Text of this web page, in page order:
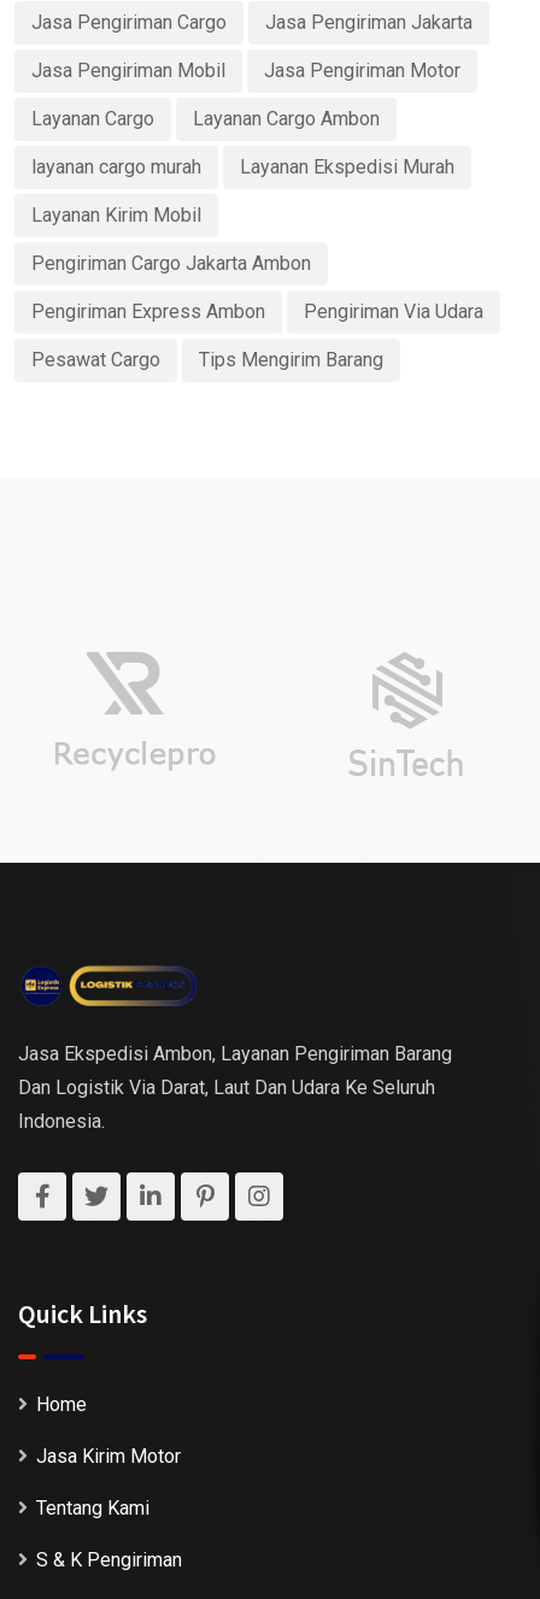
Jasa Pengiriman Cargo Jasa Pengiriman Jakarta
Jasa Pengiriman Mobil Jasa Pengiriman Motor
Layanan Cargo Layanan Cargo Ambon
layanan cargo murah Layanan Ekspedisi Murah
Layanan Kirim Mobil
Pengiriman Cargo Jakarta Ambon
Pengiriman Express Ambon Pengiriman Via Udara
Pesawat Cargo Tips Mengirim Barang
Jasa Ekspedisi Ambon, Layanan Pengiriman Barang
Dan Logistik Via Darat, Laut Dan Udara Ke Seluruh
Indonesia.
Quick Links
Home
Jasa Kirim Motor
Tentang Kami
S & K Pengiriman